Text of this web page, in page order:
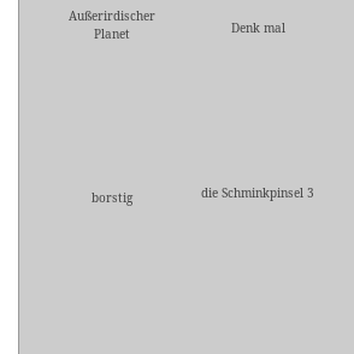
Außerirdischer
Planet
Denk mal
borstig die Schminkpinsel 3